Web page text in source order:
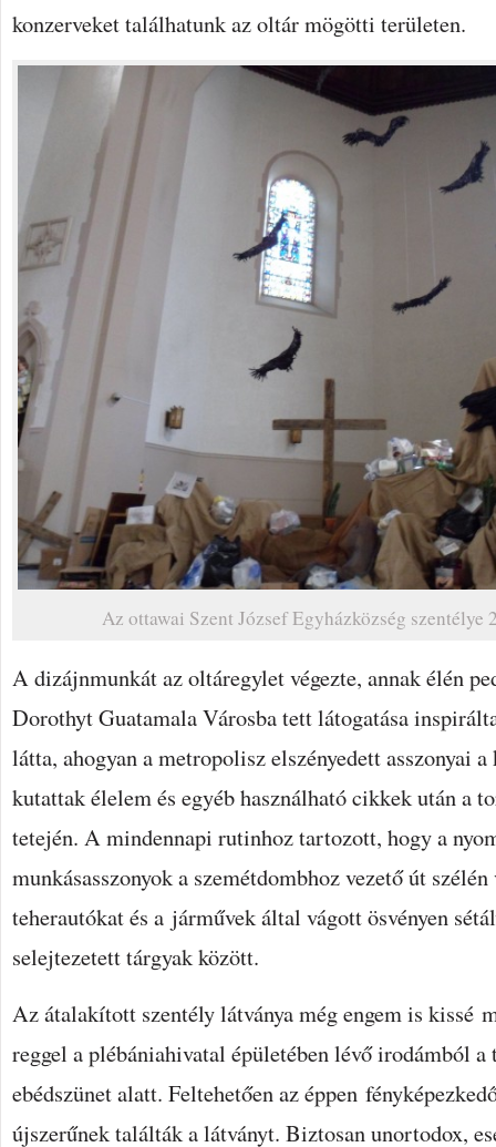
konzerveket találhatunk az oltár mögötti területen.
Az ottawai Szent József Egyházközség szentélye
A dizájnmunkát az oltáregylet végezte, annak élén
Dorothyt Guatamala Városba tett látogatása
látta, ahogyan a metropolisz elszényedett asszonyai
kutattak élelem és egyéb használható cikkek után a
tetején. A mindennapi rutinhoz tartozott, hogy a
munkásasszonyok a szemétdombhoz vezető út
teherautókat és a járművek által vágott ösvényen
selejtezetett tárgyak között.
Az átalakított szentély látványa még engem is kissé
reggel a plébániahivatal épületében lévő irodámból
ebédszünet alatt. Feltehetően az éppen
újszerűnek találták a látványt. Biztosan unortodox,